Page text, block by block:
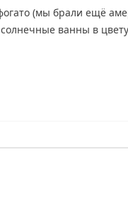
(мы брали ещё
солнечные ванны в